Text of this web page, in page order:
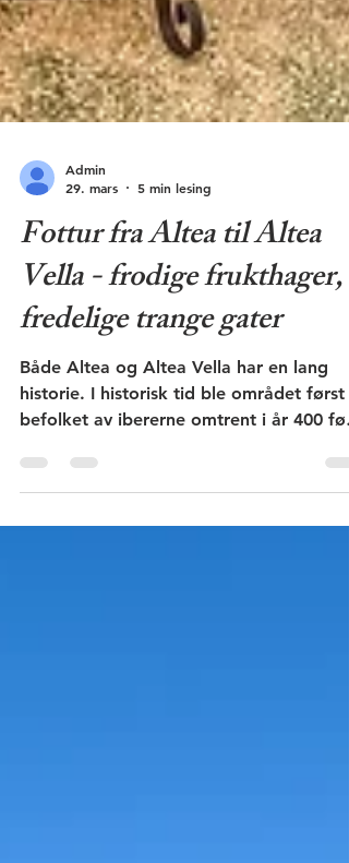
29. mars
5 min lesing
Fottur fra Altea til Altea
Vella - frodige frukthager,
fredelige trange gater
Både Altea og Altea Vella har en lang
befolket av ibererne omtrent i år 400 før
vår tidsregning. Senere tok romerne og